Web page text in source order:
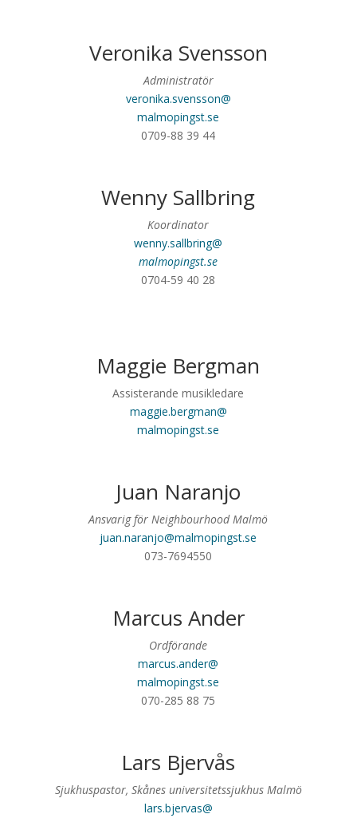
Veronika Svensson
Administratör
veronika.svensson@
malmopingst.se
0709-88 39 44
Wenny Sallbring
Koordinator
wenny.sallbring@
malmopingst.se
0704-59 40 28
Maggie Bergman
Assisterande musikledare
maggie.bergman@
malmopingst.se
Juan Naranjo
Ansvarig för Neighbourhood Malmö
juan.naranjo@malmopingst.se
073-7694550‬
Marcus Ander
Ordförande
marcus.ander@
malmopingst.se
070-285 88 75
Lars Bjervås
Sjukhuspastor, Skånes universitetssjukhus Malmö
lars.bjervas@